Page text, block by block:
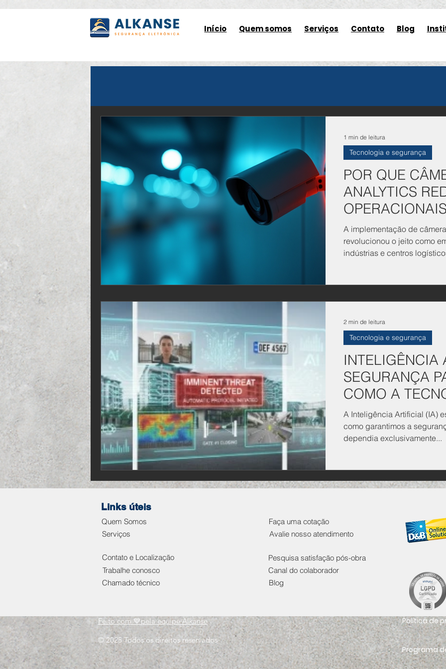
Início Quem somos Serviços Contato Blog
POR QUE
ANALYTICS
A implementação de
revolucionou o jeito como
indústrias e centros
risco, comportamento
humano constante , menos
respostas muito mais r
Tecnologia e segurança
1 min de leitura
INTELIGÊNCIA
SEGURANÇA
COMO A
PROTEÇÃO DE
EMPRESAS?
A Inteligência Artificial (IA)
como garantimos a
dependia exclusivamente...
Tecnologia e segurança
2 min de leitura
Links úteis
Quem Somos
Serviços
Contato e Localização
Trabalhe conosco
Chamado técnico
Faça uma cotação
Avalie nosso atendimento
Pesquisa satisfação pós-obra
Canal do colaborador
Blog
Feito com 💙pela equipe Alkanse
© 2025 Todos os direitos reservados
Política de
Programa